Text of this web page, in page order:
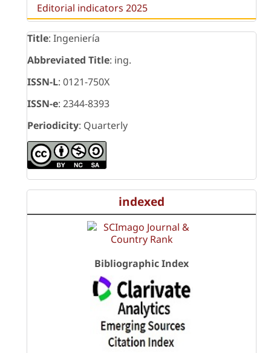
Editorial indicators 2025
Title: Ingeniería
Abbreviated Title: ing.
ISSN-L: 0121-750X
ISSN-e: 2344-8393
Periodicity: Quarterly
indexed
Bibliographic Index